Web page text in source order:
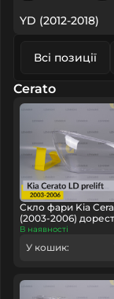
YD (2012-2018)
Всі позиції
Cerato
Скло фари Kia
(2003-2006)
В наявності
У кошик: